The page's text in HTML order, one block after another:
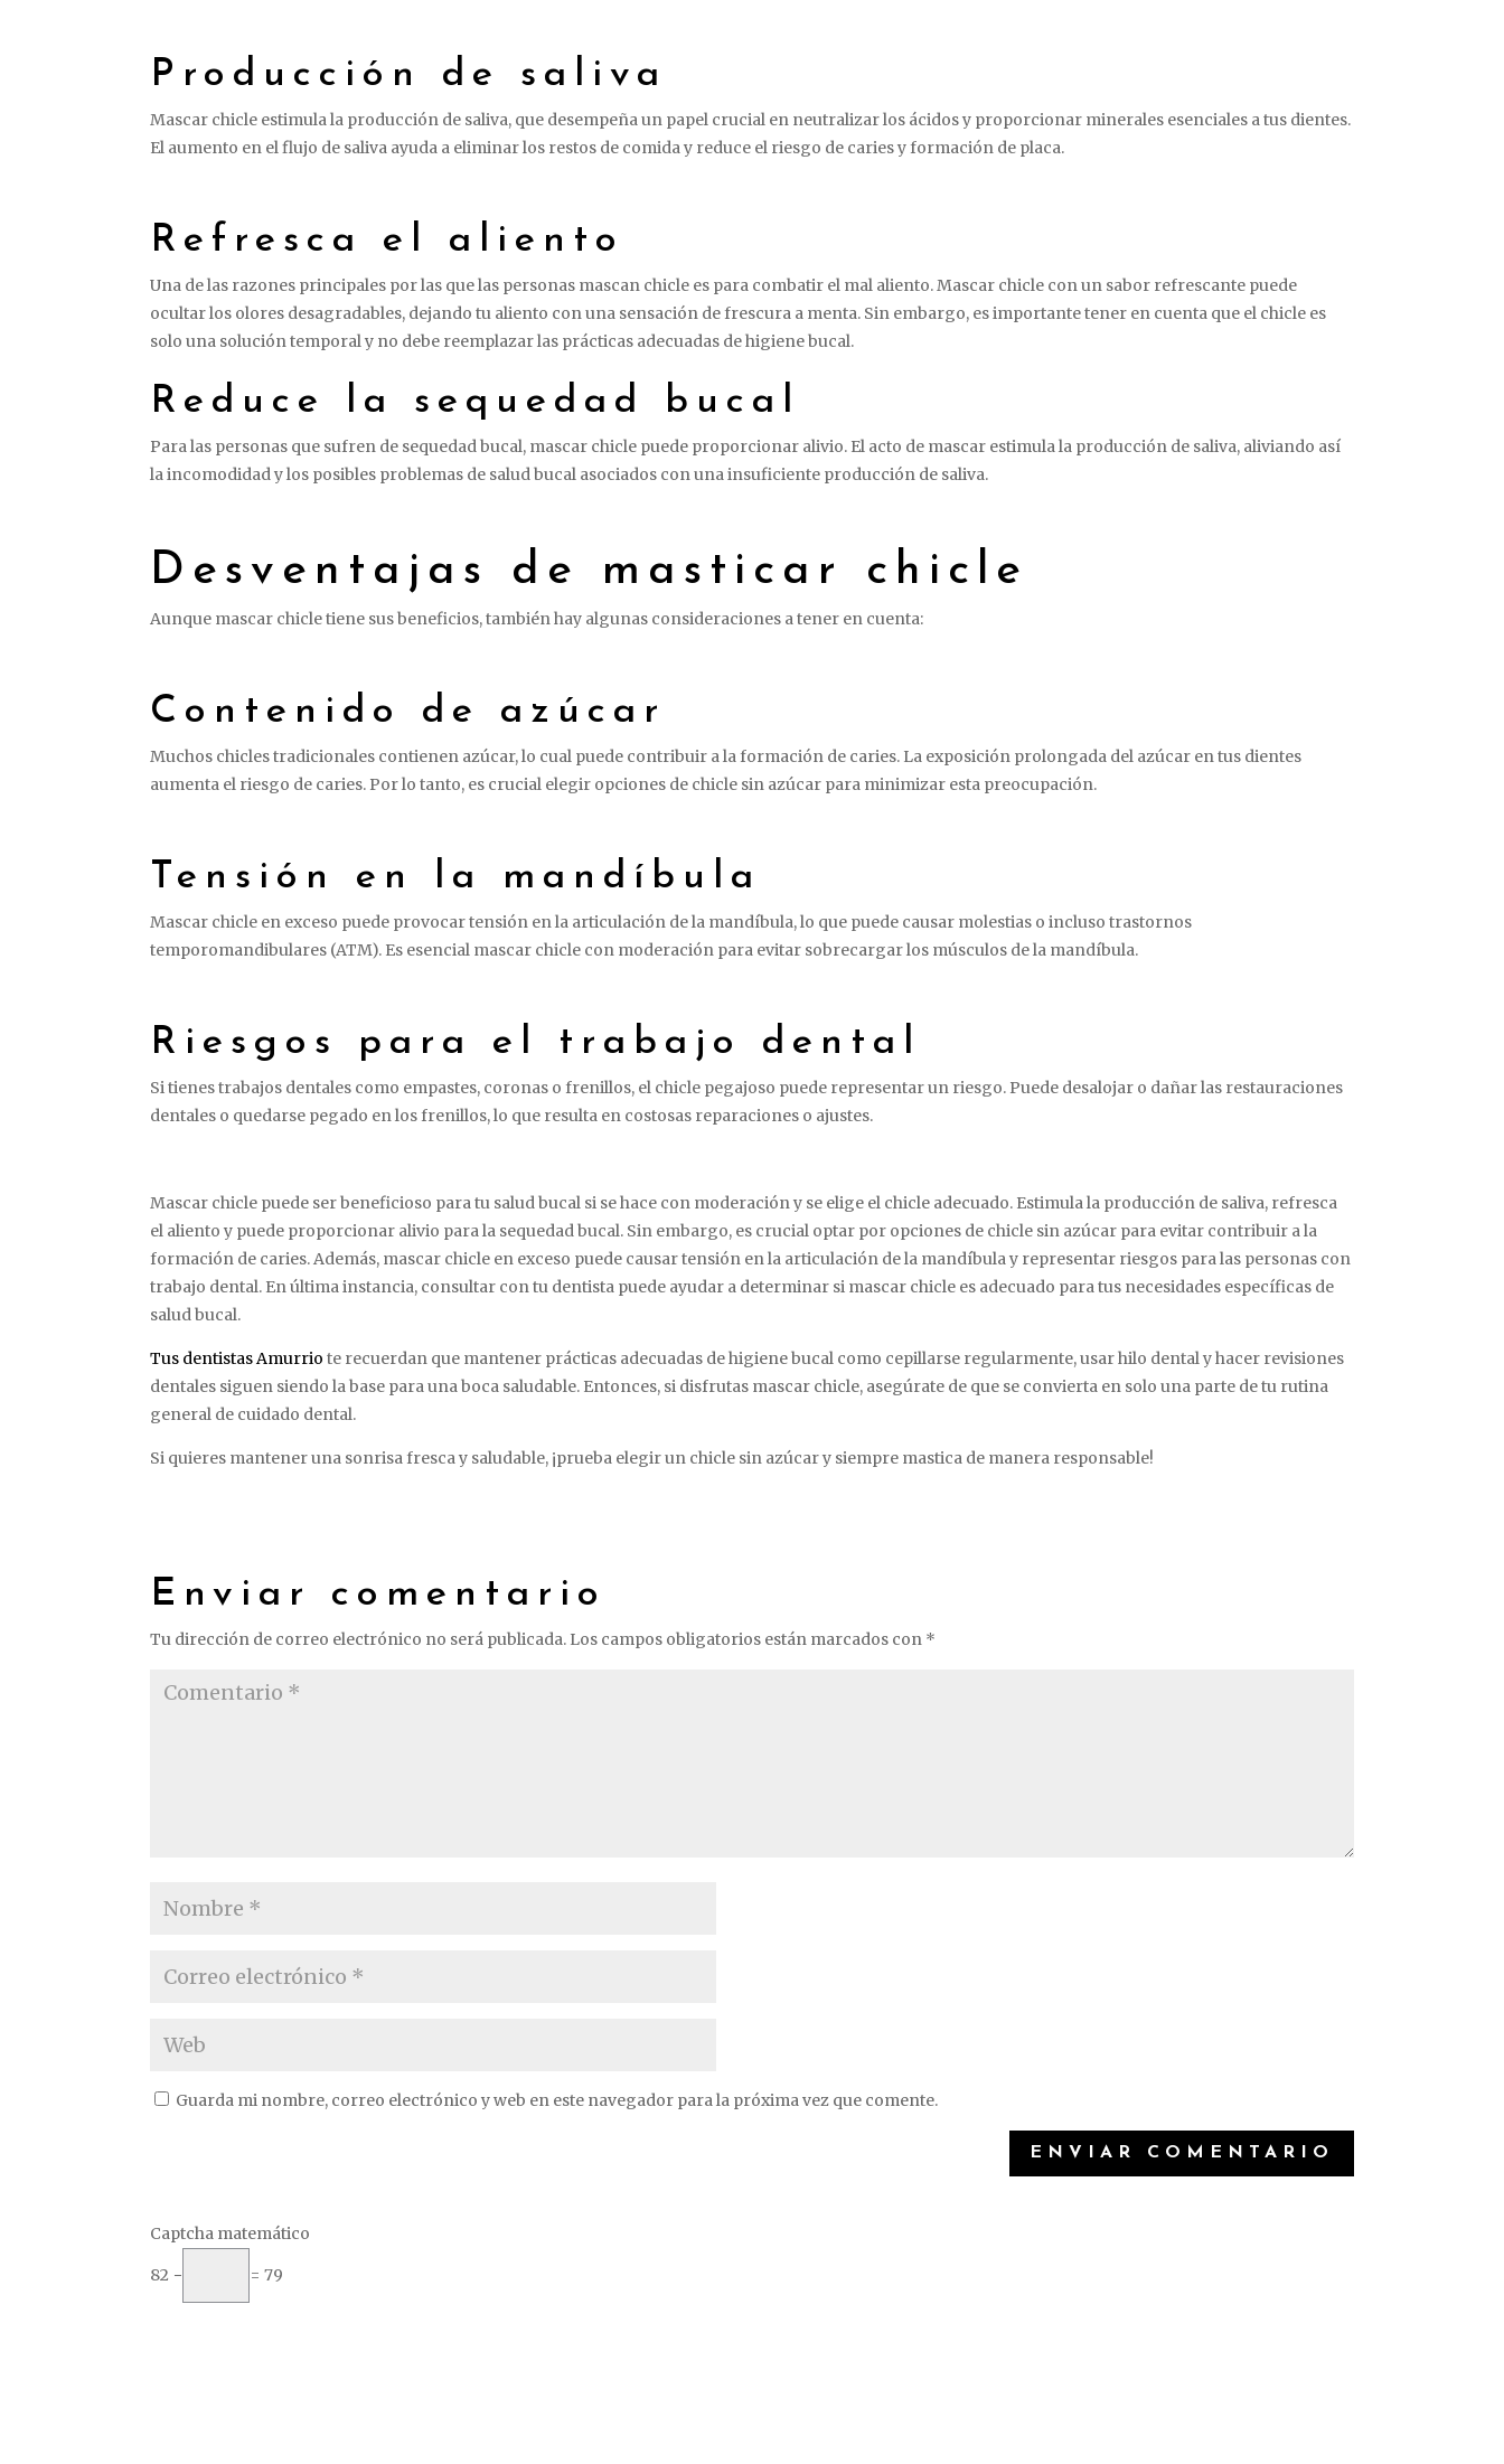
Producción de saliva
Mascar chicle estimula la producción de saliva, que desempeña un papel crucial en neutralizar los ácidos y proporcionar minerales esenciales a tus dientes.
El aumento en el flujo de saliva ayuda a eliminar los restos de comida y reduce el riesgo de caries y formación de placa.
Refresca el aliento
Una de las razones principales por las que las personas mascan chicle es para combatir el mal aliento. Mascar chicle con un sabor refrescante puede
ocultar los olores desagradables, dejando tu aliento con una sensación de frescura a menta. Sin embargo, es importante tener en cuenta que el chicle es
solo una solución temporal y no debe reemplazar las prácticas adecuadas de higiene bucal.
Reduce la sequedad bucal
Para las personas que sufren de sequedad bucal, mascar chicle puede proporcionar alivio. El acto de mascar estimula la producción de saliva, aliviando así
la incomodidad y los posibles problemas de salud bucal asociados con una insuficiente producción de saliva.
Desventajas de masticar chicle
Aunque mascar chicle tiene sus beneficios, también hay algunas consideraciones a tener en cuenta:
Contenido de azúcar
Muchos chicles tradicionales contienen azúcar, lo cual puede contribuir a la formación de caries. La exposición prolongada del azúcar en tus dientes
aumenta el riesgo de caries. Por lo tanto, es crucial elegir opciones de chicle sin azúcar para minimizar esta preocupación.
Tensión en la mandíbula
Mascar chicle en exceso puede provocar tensión en la articulación de la mandíbula, lo que puede causar molestias o incluso trastornos
temporomandibulares (ATM). Es esencial mascar chicle con moderación para evitar sobrecargar los músculos de la mandíbula.
Riesgos para el trabajo dental
Si tienes trabajos dentales como empastes, coronas o frenillos, el chicle pegajoso puede representar un riesgo. Puede desalojar o dañar las restauraciones
dentales o quedarse pegado en los frenillos, lo que resulta en costosas reparaciones o ajustes.
Mascar chicle puede ser beneficioso para tu salud bucal si se hace con moderación y se elige el chicle adecuado. Estimula la producción de saliva, refresca
el aliento y puede proporcionar alivio para la sequedad bucal. Sin embargo, es crucial optar por opciones de chicle sin azúcar para evitar contribuir a la
formación de caries. Además, mascar chicle en exceso puede causar tensión en la articulación de la mandíbula y representar riesgos para las personas con
trabajo dental. En última instancia, consultar con tu dentista puede ayudar a determinar si mascar chicle es adecuado para tus necesidades específicas de
salud bucal.
Tus dentistas Amurrio te recuerdan que mantener prácticas adecuadas de higiene bucal como cepillarse regularmente, usar hilo dental y hacer revisiones
dentales siguen siendo la base para una boca saludable. Entonces, si disfrutas mascar chicle, asegúrate de que se convierta en solo una parte de tu rutina
general de cuidado dental.
Si quieres mantener una sonrisa fresca y saludable, ¡prueba elegir un chicle sin azúcar y siempre mastica de manera responsable!
Enviar comentario
Tu dirección de correo electrónico no será publicada. Los campos obligatorios están marcados con *
Guarda mi nombre, correo electrónico y web en este navegador para la próxima vez que comente.
Captcha matemático
82 − = 79